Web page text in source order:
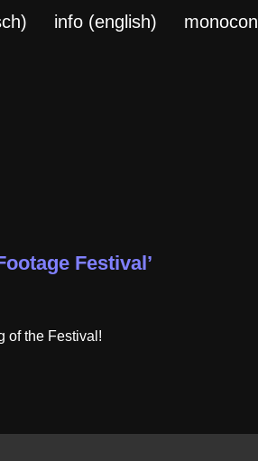
info (english) monocon
Festival’
of the Festival!